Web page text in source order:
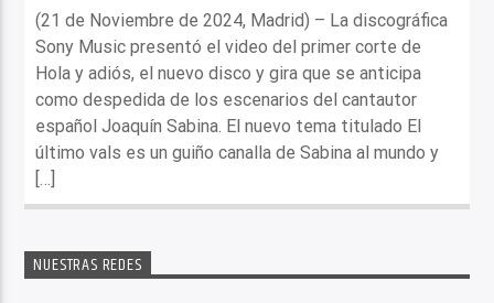
(21 de Noviembre de 2024, Madrid) – La discográfica
Sony Music presentó el video del primer corte de
Hola y adiós, el nuevo disco y gira que se anticipa
como despedida de los escenarios del cantautor
español Joaquín Sabina. El nuevo tema titulado El
último vals es un guiño canalla de Sabina al mundo y
[…]
NUESTRAS REDES